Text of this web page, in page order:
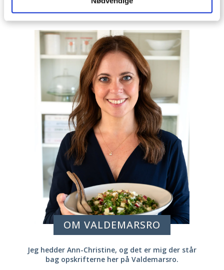
OM VALDEMARSRO
Jeg hedder Ann-Christine, og det er mig der står
bag opskrifterne her på Valdemarsro.